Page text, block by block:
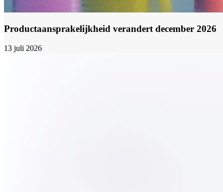
Productaansprakelijkheid verandert december 2026
13 juli 2026